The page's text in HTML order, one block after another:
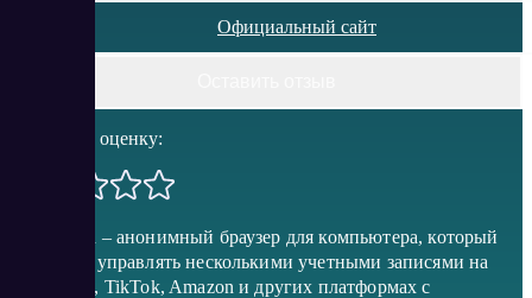
Официальный сайт
Поставить оценку:
MoreLogin – анонимный браузер для компьютера, который
позволяет управлять несколькими учетными записями на
Facebook*, TikTok, Amazon и других платформах с